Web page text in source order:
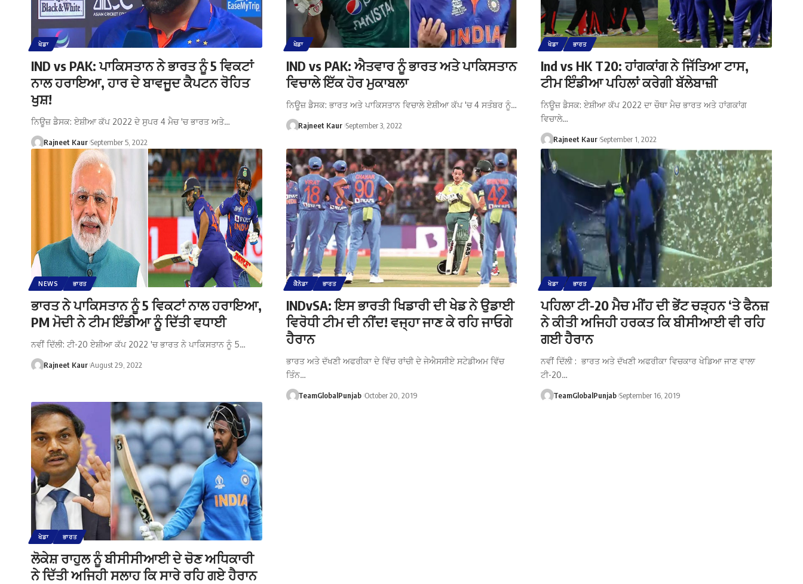
ਖੇਡਾ
IND vs PAK: ਪਾਕਿਸਤਾਨ ਨੇ ਭਾਰਤ ਨੂੰ 5 ਵਿਕਟਾਂ
ਨਾਲ ਹਰਾਇਆ, ਹਾਰ ਦੇ ਬਾਵਜੂਦ ਕੈਪਟਨ ਰੋਹਿਤ
ਖੁਸ਼!
ਨਿਊਜ਼ ਡੈਸਕ: ਏਸ਼ੀਆ ਕੱਪ 2022 ਦੇ ਸੁਪਰ 4 ਮੈਚ 'ਚ ਭਾਰਤ ਅਤੇ…
Rajneet Kaur September 5, 2022
ਖੇਡਾ
IND vs PAK: ਐਤਵਾਰ ਨੂੰ ਭਾਰਤ ਅਤੇ ਪਾਕਿਸਤਾਨ
ਵਿਚਾਲੇ ਇੱਕ ਹੋਰ ਮੁਕਾਬਲਾ
ਨਿਊਜ਼ ਡੈਸਕ: ਭਾਰਤ ਅਤੇ ਪਾਕਿਸਤਾਨ ਵਿਚਾਲੇ ਏਸ਼ੀਆ ਕੱਪ 'ਚ 4 ਸਤੰਬਰ ਨੂੰ…
Rajneet Kaur September 3, 2022
ਖੇਡਾ ਭਾਰਤ
Ind vs HK T20: ਹਾਂਗਕਾਂਗ ਨੇ ਜਿੱਤਿਆ ਟਾਸ,
ਟੀਮ ਇੰਡੀਆ ਪਹਿਲਾਂ ਕਰੇਗੀ ਬੱਲੇਬਾਜ਼ੀ
ਨਿਊਜ਼ ਡੈਸਕ: ਏਸ਼ੀਆ ਕੱਪ 2022 ਦਾ ਚੌਥਾ ਮੈਚ ਭਾਰਤ ਅਤੇ ਹਾਂਗਕਾਂਗ
ਵਿਚਾਲੇ…
Rajneet Kaur September 1, 2022
NEWS ਭਾਰਤ
ਭਾਰਤ ਨੇ ਪਾਕਿਸਤਾਨ ਨੂੰ 5 ਵਿਕਟਾਂ ਨਾਲ ਹਰਾਇਆ,
PM ਮੋਦੀ ਨੇ ਟੀਮ ਇੰਡੀਆ ਨੂੰ ਦਿੱਤੀ ਵਧਾਈ
ਨਵੀਂ ਦਿੱਲੀ: ਟੀ-20 ਏਸ਼ੀਆ ਕੱਪ 2022 'ਚ ਭਾਰਤ ਨੇ ਪਾਕਿਸਤਾਨ ਨੂੰ 5…
Rajneet Kaur August 29, 2022
ਕੈਨੇਡਾ ਭਾਰਤ
INDvSA: ਇਸ ਭਾਰਤੀ ਖਿਡਾਰੀ ਦੀ ਖੇਡ ਨੇ ਉਡਾਈ
ਵਿਰੋਧੀ ਟੀਮ ਦੀ ਨੀਂਦ! ਵਜ੍ਹਾ ਜਾਣ ਕੇ ਰਹਿ ਜਾਓਗੇ
ਹੈਰਾਨ
ਭਾਰਤ ਅਤੇ ਦੱਖਣੀ ਅਫਰੀਕਾ ਦੇ ਵਿੱਚ ਰਾਂਚੀ ਦੇ ਜੇਐਸਸੀਏ ਸਟੇਡੀਅਮ ਵਿੱਚ
ਤਿੰਨ…
TeamGlobalPunjab October 20, 2019
ਖੇਡਾ ਭਾਰਤ
ਪਹਿਲਾ ਟੀ-20 ਮੈਚ ਮੀਂਹ ਦੀ ਭੇਂਟ ਚੜ੍ਹਨ ‘ਤੇ ਫੈਨਜ਼
ਨੇ ਕੀਤੀ ਅਜਿਹੀ ਹਰਕਤ ਕਿ ਬੀਸੀਆਈ ਵੀ ਰਹਿ
ਗਈ ਹੈਰਾਨ
ਨਵੀਂ ਦਿੱਲੀ : ਭਾਰਤ ਅਤੇ ਦੱਖਣੀ ਅਫਰੀਕਾ ਵਿਚਕਾਰ ਖੇਡਿਆ ਜਾਣ ਵਾਲਾ
ਟੀ-20…
TeamGlobalPunjab September 16, 2019
ਖੇਡਾ ਭਾਰਤ
ਲੋਕੇਸ਼ ਰਾਹੁਲ ਨੂੰ ਬੀਸੀਸੀਆਈ ਦੇ ਚੋਣ ਅਧਿਕਾਰੀ
ਨੇ ਦਿੱਤੀ ਅਜਿਹੀ ਸਲਾਹ ਕਿ ਸਾਰੇ ਰਹਿ ਗਏ ਹੈਰਾਨ